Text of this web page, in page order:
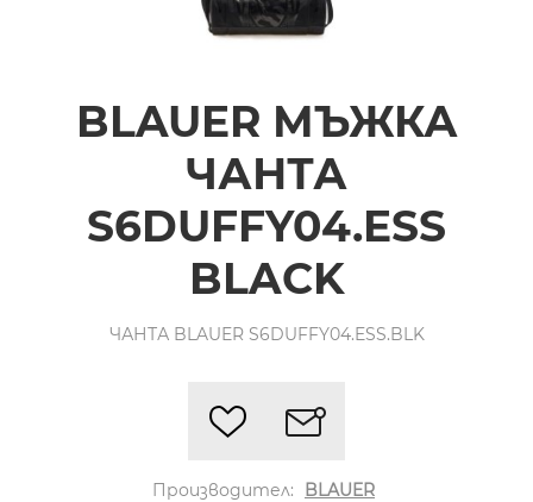
BLAUER МЪЖКА
ЧАНТА
S6DUFFY04.ESS
BLACK
ЧАНТА BLAUER S6DUFFY04.ESS.BLK
Производител: BLAUER